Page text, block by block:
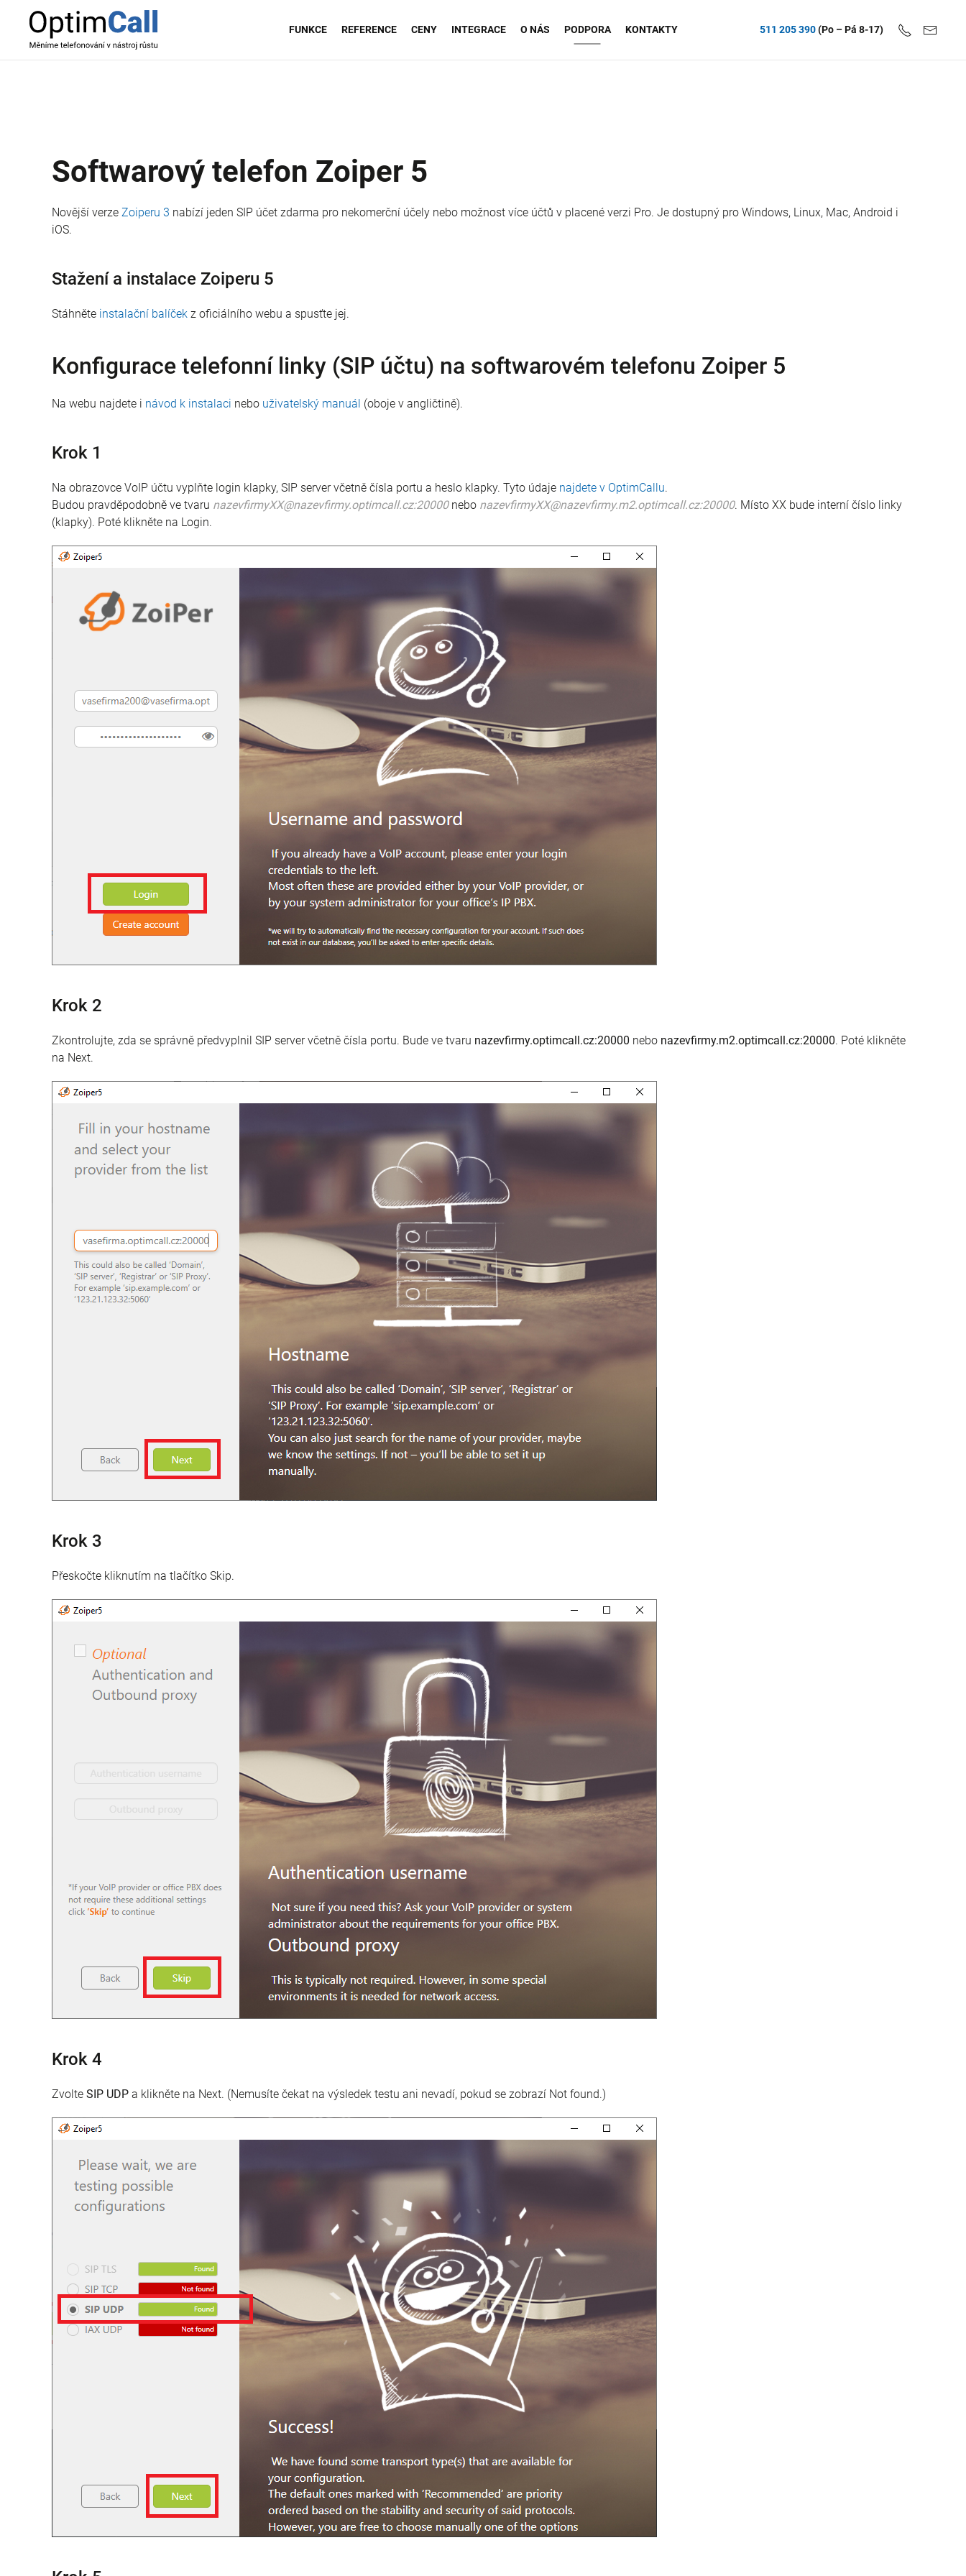
FUNKCE REFERENCE CENY INTEGRACE O NÁS PODPORA KONTAKTY 511 205 390(Po – Pá 8-17)
Softwarový telefon Zoiper 5
Novější verze Zoiperu 3 nabízí jeden SIP účet zdarma pro nekomerční účely nebo možnost více účtů v placené verzi Pro. Je dostupný pro Windows, Linux, Mac, Android i
iOS.
Stažení a instalace Zoiperu 5
Stáhněte instalační balíček z oficiálního webu a spusťte jej.
Konfigurace telefonní linky (SIP účtu) na softwarovém telefonu Zoiper 5
Na webu najdete i návod k instalaci nebo uživatelský manuál (oboje v angličtině).
Krok 1
Na obrazovce VoIP účtu vyplňte login klapky, SIP server včetně čísla portu a heslo klapky. Tyto údaje najdete v OptimCallu.
Budou pravděpodobně ve tvaru nazevfirmyXX@nazevfirmy.optimcall.cz:20000nebo nazevfirmyXX@nazevfirmy.m2.optimcall.cz:20000. Místo XX bude interní číslo linky
(klapky). Poté klikněte na Login.
Krok 2
Zkontrolujte, zda se správně předvyplnil SIP server včetně čísla portu. Bude ve tvaru nazevfirmy.optimcall.cz:20000 nebo nazevfirmy.m2.optimcall.cz:20000. Poté klikněte
na Next.
Krok 3
Přeskočte kliknutím na tlačítko Skip.
Krok 4
Zvolte SIP UDP a klikněte na Next. (Nemusíte čekat na výsledek testu ani nevadí, pokud se zobrazí Not found.)